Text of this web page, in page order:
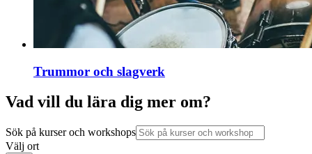
Trummor och slagverk
Vad vill du lära dig mer om?
Sök på kurser och workshops
Välj ort